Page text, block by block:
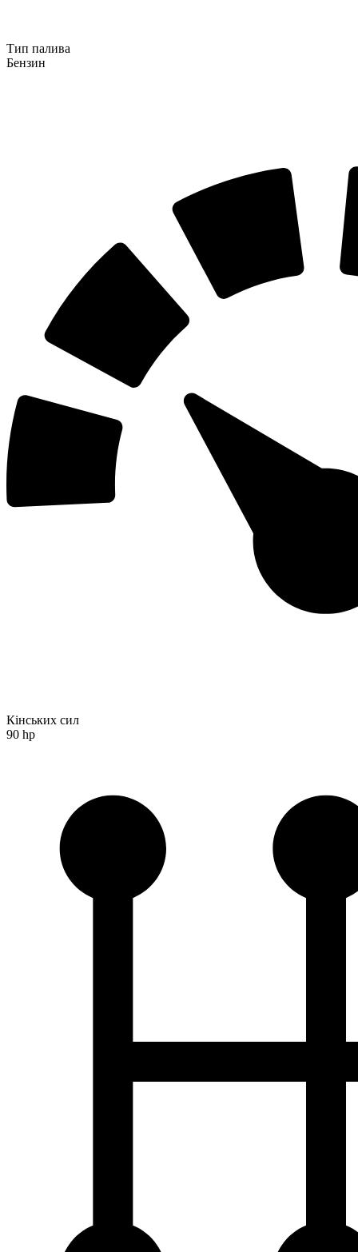
Тип палива
Бензин
Кінських сил
90 hp